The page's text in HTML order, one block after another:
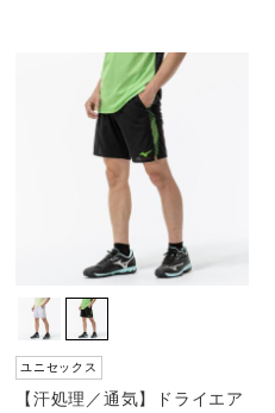
バドミントン
陸上競技
卓球
ソフトボール
ユニセックス
【汗処理／通気】ドライエア